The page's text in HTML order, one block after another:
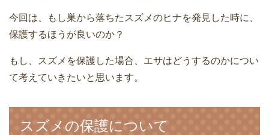
今回は、もし巣から落ちたスズメのヒナを発見した時に、
保護するほうが良いのか？
もし、スズメを保護した場合、エサはどうするのかについ
て考えていきたいと思います。
スズメの保護について